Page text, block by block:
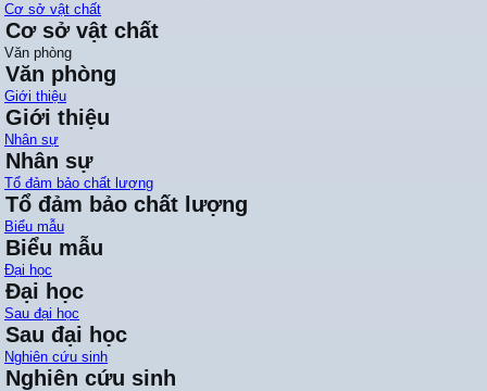
Cơ sở vật chất
Cơ sở vật chất
Văn phòng
Văn phòng
Giới thiệu
Giới thiệu
Nhân sự
Nhân sự
Tổ đảm bảo chất lượng
Tổ đảm bảo chất lượng
Biểu mẫu
Biểu mẫu
Đại học
Đại học
Sau đại học
Sau đại học
Nghiên cứu sinh
Nghiên cứu sinh